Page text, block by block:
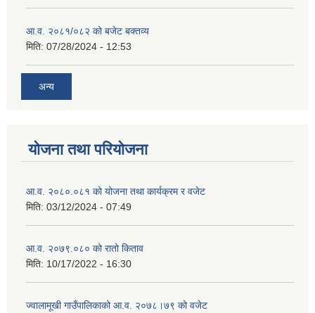
आ.व. २०८१/०८२ को बजेट बक्तव्य
मिति: 07/28/2024 - 12:53
अन्य
योजना तथा परियोजना
आ.व. २०८०.०८१ को योजना तथा कार्यक्रम र वजेट
मिति: 03/12/2024 - 07:49
आ.व. २०७९.०८० को रातो किताव
मिति: 10/17/2022 - 16:30
ज्वालामूखी गाउँपालिकाको आ.व. २०७८।७९ को वजेट